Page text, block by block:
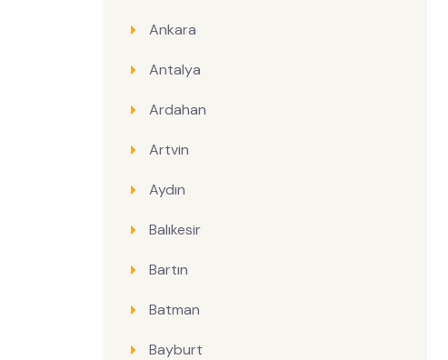
Ankara
Antalya
Ardahan
Artvin
Aydın
Balıkesir
Bartın
Batman
Bayburt